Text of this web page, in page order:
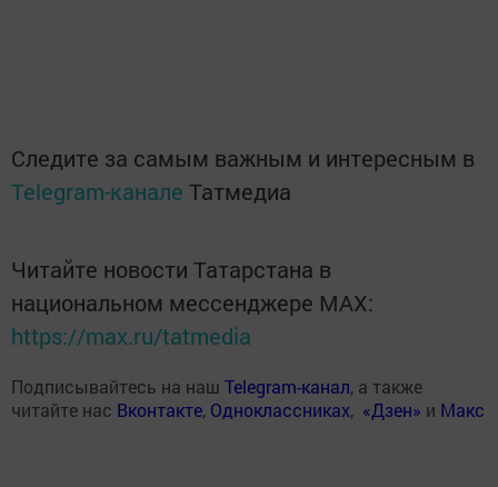
Следите за самым важным и интересным в
Telegram-канале Татмедиа
Читайте новости Татарстана в
национальном мессенджере MАХ:
https://max.ru/tatmedia
Подписывайтесь на наш Telegram-канал, а также
читайте нас Вконтакте, Одноклассниках, «Дзен» и Макс